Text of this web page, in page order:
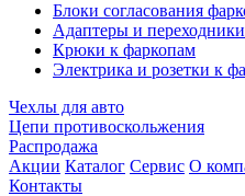
Блоки согласования
Адаптеры и
Крюки к фаркопам
Электрика и розетки к
Чехлы для авто
Цепи противоскольжения
Распродажа
Акции Каталог Сервис О
Контакты